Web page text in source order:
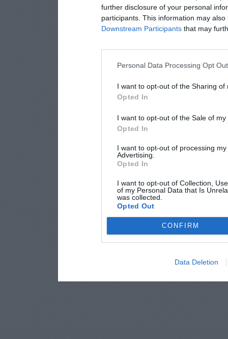
further disclosure of your personal
participants. This information may
Downstream Participants that may
Personal Data Processing Opt
I want to opt-out of the Sharing of
Opted In
I want to opt-out of the Sale of
Opted In
I want to opt-out of processing
Advertising.
Opted In
I want to opt-out of Collection,
of my Personal Data that Is
was collected.
Opted Out
CONFIRM
Data Deletion